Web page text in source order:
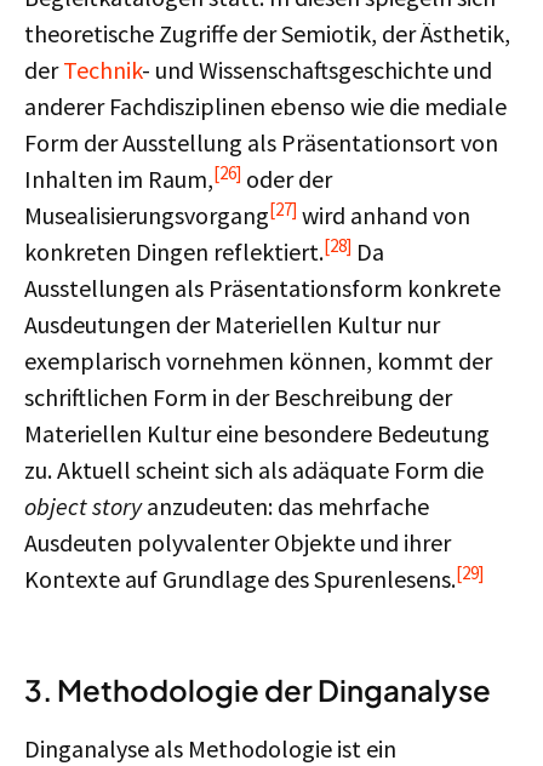
theoretische Zugriffe der Semiotik, der Ästhetik,
derTechnik- und Wissenschaftsgeschichte und
anderer Fachdisziplinen ebenso wie die mediale
Form der Ausstellung als Präsentationsort von
Inhalten im Raum,[26] oder der
Musealisierungsvorgang[27] wird anhand von
konkreten Dingen reflektiert.[28] Da
Ausstellungen als Präsentationsform konkrete
Ausdeutungen der Materiellen Kultur nur
exemplarisch vornehmen können, kommt der
schriftlichen Form in der Beschreibung der
Materiellen Kultur eine besondere Bedeutung
zu. Aktuell scheint sich als adäquate Form die
object storyanzudeuten: das mehrfache
Ausdeuten polyvalenter Objekte und ihrer
Kontexte auf Grundlage des Spurenlesens.[29]
3. Methodologie der Dinganalyse
Dinganalyse als Methodologie ist ein